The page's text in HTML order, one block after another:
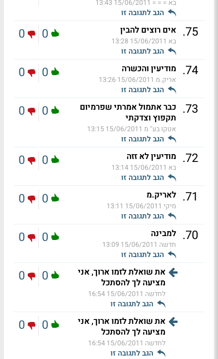
בא = = = 15/06/2011 13:43
הגב לתגובה זו
75
. אים רוצים להבין
בא 15/06/2011 13:28
הגב לתגובה זו
0
0
74
. מודיעין והכשרה
אריק.מ 15/06/2011 13:26
הגב לתגובה זו
0
0
73
. כבר אתמול אמרתי שפרמיום
תקפוץ וצדקתי
אטקו בע" מ 15/06/2011 13:15
הגב לתגובה זו
0
0
72
. מודיעין לא זזה
בא 15/06/2011 13:14
הגב לתגובה זו
0
0
71
. לאריק.מ
מיקי 15/06/2011 13:11
הגב לתגובה זו
0
0
70
. למבינה
חדשה 15/06/2011 13:09
הגב לתגובה זו
0
0
את שואלת לזמו ארוך, אני
מציעה לך להסתכל
לחדשה 15/06/2011 16:54
הגב לתגובה זו
0
0
את שואלת לזמו ארוך, אני
מציעה לך להסתכל
לחדשה 15/06/2011 16:54
הגב לתגובה זו
0
0